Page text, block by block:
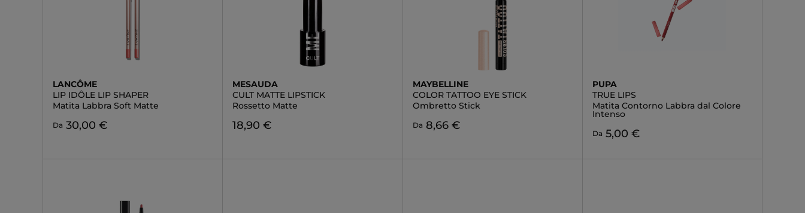
LANCÔME
LIP IDÔLE LIP SHAPER
Matita Labbra Soft Matte
Da 30,00 €
MESAUDA
CULT MATTE LIPSTICK
Rossetto Matte
18,90 €
MAYBELLINE
COLOR TATTOO EYE STICK
Ombretto Stick
Da 8,66 €
PUPA
TRUE LIPS
Matita Contorno Labbra dal Colore
Intenso
Da 5,00 €